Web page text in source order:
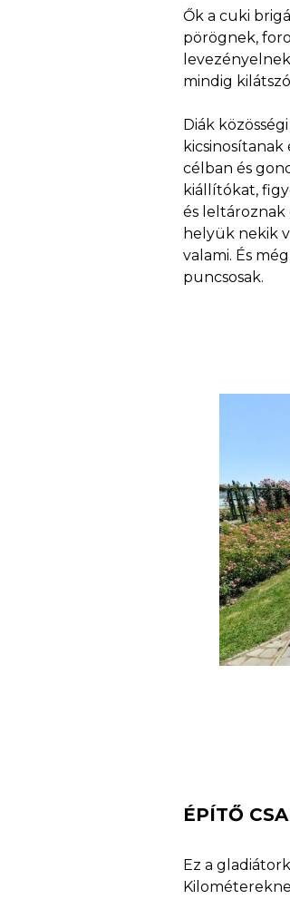
Ők a cuki
pörögnek,
mindig
Diák
célban és
kiállítókat,
és leltároznak
helyük nekik
valami. És
puncsosak.
ÉPÍTŐ
Ez a